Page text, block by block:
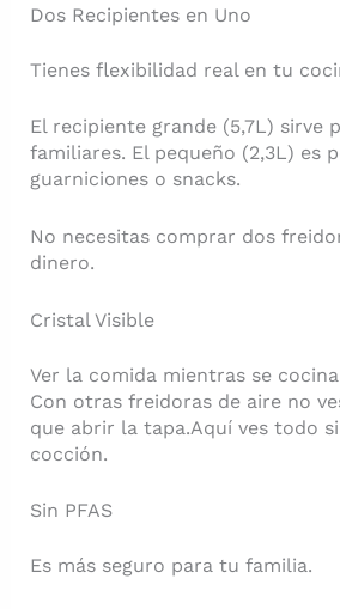
Dos Recipientes en Uno
Tienes flexibilidad real en tu
El recipiente grande (5,7L) sirve
familiares. El pequeño (2,3L) es
guarniciones o snacks.
No necesitas comprar dos
dinero.
Cristal Visible
Ver la comida mientras se
Con otras freidoras de aire no
que abrir la tapa.Aquí ves todo
cocción.
Sin PFAS
Es más seguro para tu familia.